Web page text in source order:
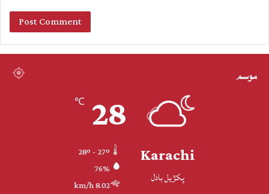
موسم
Karachi
پکڙيل بادل
28
℃
76%
8.02 km/h